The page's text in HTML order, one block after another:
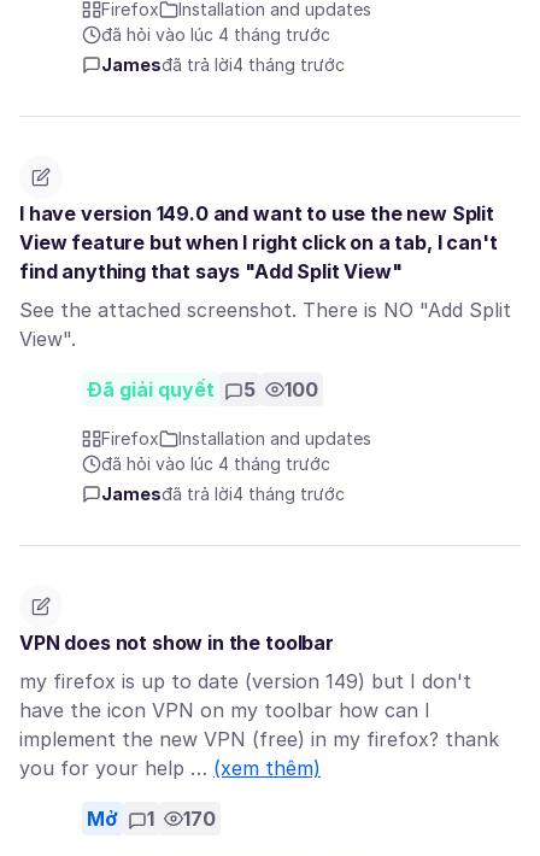
Firefox
Installation and updates
đã hỏi vào lúc 4 tháng trước
Jamesđã trả lời4 tháng trước
I have version 149.0 and want to use the new Split
View feature but when I right click on a tab, I can't
find anything that says "Add Split View"
See the attached screenshot. There is NO "Add Split
View".
Đã giải quyết 5 100
Firefox
Installation and updates
đã hỏi vào lúc 4 tháng trước
Jamesđã trả lời4 tháng trước
VPN does not show in the toolbar
my firefox is up to date (version 149) but I don't
have the icon VPN on my toolbar how can I
implement the new VPN (free) in my firefox? thank
you for your help … (xem thêm)
Mở 1 170